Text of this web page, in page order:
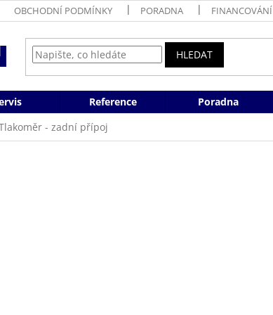
OBCHODNÍ PODMÍNKY PORADNA FINANCOVÁNÍ
HLEDAT
Reference Poradna
- zadní přípoj